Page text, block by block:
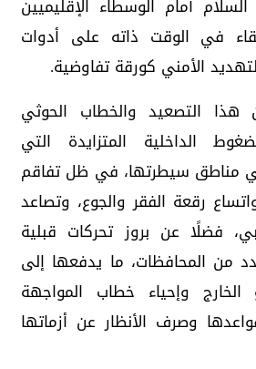
أمام الوسطاء الإقليميين
في الوقت ذاته على أدوات
الأمني كورقة تفاوضية.
هذا التصعيد والخطاب الحوثي
الداخلية المتزايدة التي
مناطق سيطرتها، في ظل تفاقم
رقعة الفقر والجوع، وتصاعد
فضلًا عن بروز تحركات قبلية
من المحافظات، ما يدفعها إلى
الخارج وإحياء خطاب المواجهة
وصرف الأنظار عن أزماتها